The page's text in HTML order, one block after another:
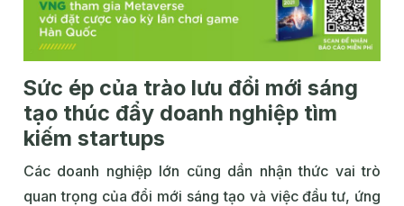
Sức ép của trào lưu đổi mới sáng
tạo thúc đẩy doanh nghiệp tìm
kiếm startups
Các doanh nghiệp lớn cũng dần nhận thức vai trò
quan trọng của đổi mới sáng tạo và việc đầu tư, ứng